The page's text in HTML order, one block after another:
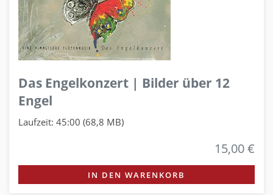
Das Engelkonzert | Bilder über 12
Engel
Laufzeit: 45:00 (68,8 MB)
15,00 €
IN DEN WARENKORB